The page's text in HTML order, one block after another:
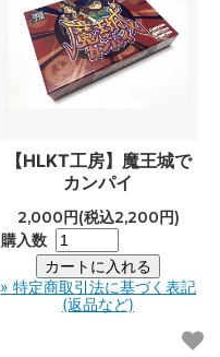
【HLKT工房】魔王城で
カンパイ
2,000円(税込2,200円)
購入数
» 特定商取引法に基づく表記
(返品など)